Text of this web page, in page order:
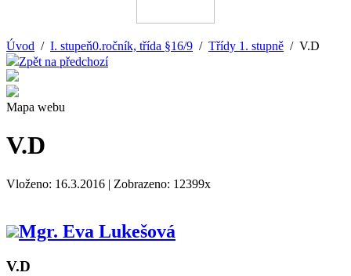
Úvod / I. stupeň0.ročník, třída §16/9 / Třídy 1. stupně / V.D
Zpět na předchozí
Mapa webu
V.D
Vloženo: 16.3.2016 | Zobrazeno: 12399x
Mgr. Eva Lukešová
V.D